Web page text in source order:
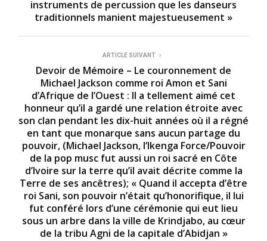
instruments de percussion que les danseurs
traditionnels manient majestueusement »
ARTICLE SUIVANT
Devoir de Mémoire – Le couronnement de
Michael Jackson comme roi Amon et Sani
d’Afrique de l’Ouest : Il a tellement aimé cet
honneur qu’il a gardé une relation étroite avec
son clan pendant les dix-huit années où il a régné
en tant que monarque sans aucun partage du
pouvoir, (Michael Jackson, l’Ikenga Force/Pouvoir
de la pop musc fut aussi un roi sacré en Côte
d’Ivoire sur la terre qu’il avait décrite comme la
Terre de ses ancêtres); « Quand il accepta d’être
roi Sani, son pouvoir n’était qu’honorifique, il lui
fut conféré lors d’une cérémonie qui eut lieu
sous un arbre dans la ville de Krindjabo, au cœur
de la tribu Agni de la capitale d’Abidjan »